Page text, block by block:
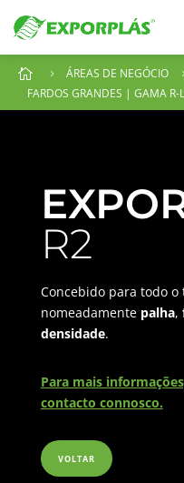
 5 ÁREAS DE NEGÓCIO 5
FARDOS GRANDES | GAMA R-
R2
Concebido para todo
nomeadamente palha,
densidade.
Para mais
contacto connosco.
VOLTAR